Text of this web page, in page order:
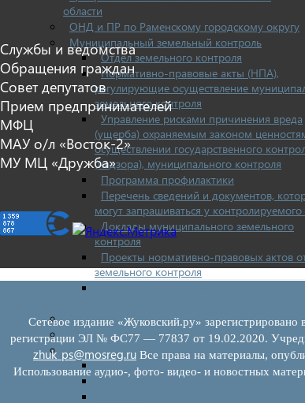
области
ОНД и ПР по Раменскому городскому округу
Муниципальный земельный контроль
Отдел земельного контроля
Нормативно-правовые акты (НПА),
регулирующие осуществление
земельного контроля
Управление рисками причинения вреда
(ущерба) охраняемым законом
осуществлении государственного
(надзора), муниципального контроля
Программа профилактики
Перечень сведений и документов,
могут запрашиваться у контролируемого
Доклады муниципального земельного
контроля
Проекты нормативно-правовых актов
земельного контроля
Бюджет для граждан
Росреестр
Муниципальный финансовый контроль
Нормативные документы
План работ
Службы и ведомства
Обращения граждан
Совет депутатов
Прием предпринимателей
МФЦ
МАУ о/л «Восток-2»
МУ МЦ «Дружба»
Сетевое издание «Жуковский.ру»
регистрации ЭЛ № ФС77 — 77837 от 19.02.2020.
zhuk_ps@mosreg.ru Все права на материалы,
Использование аудио-, фото- видео- и новостных